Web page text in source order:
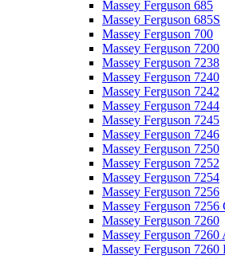
Massey Ferguson 685
Massey Ferguson 685S
Massey Ferguson 700
Massey Ferguson 7200
Massey Ferguson 7238
Massey Ferguson 7240
Massey Ferguson 7242
Massey Ferguson 7244
Massey Ferguson 7245
Massey Ferguson 7246
Massey Ferguson 7250
Massey Ferguson 7252
Massey Ferguson 7254
Massey Ferguson 7256
Massey Ferguson
Massey Ferguson 7260
Massey Ferguson 7260
Massey Ferguson 7260